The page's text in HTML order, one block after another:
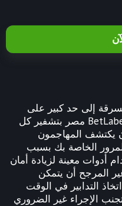
إلى حد كبير على
عاتق مالك الحساب: تقوم إدارة BetLabel مصر بتشفير كل
يكتشف المهاجمون
الخاصة بك بسبب
أدوات معينة لزيادة أمان
المرجح أن يتمكن
التدابير في الوقت
الإجراء غير الضروري